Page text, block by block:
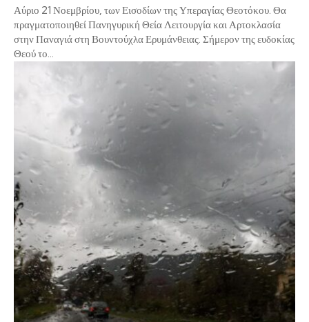
Αύριο 21 Νοεμβρίου, των Εισοδίων της Υπεραγίας Θεοτόκου. Θα
πραγματοποιηθεί Πανηγυρική Θεία Λειτουργία και Αρτοκλασία
στην Παναγιά στη Βουντούχλα Ερυμάνθειας. Σήμερον της ευδοκίας
Θεού το...